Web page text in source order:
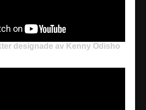
designade av Kenny Odisho